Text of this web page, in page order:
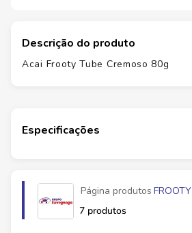
Descrição do produto
Acai Frooty Tube Cremoso 80g
Especificações
Página produtos FROOTY
7 produtos